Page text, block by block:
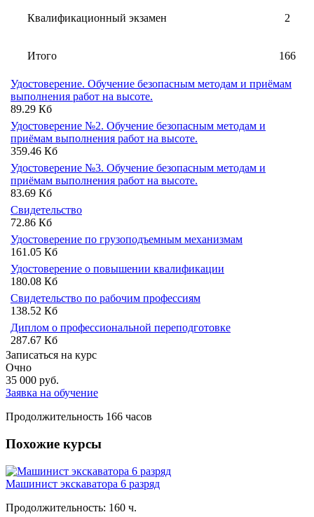
Квалификационный экзамен 2
Итого 166
Удостоверение. Обучение безопасным методам и приёмам
выполнения работ на высоте.
89.29 Кб
Удостоверение №2. Обучение безопасным методам и
приёмам выполнения работ на высоте.
359.46 Кб
Удостоверение №3. Обучение безопасным методам и
приёмам выполнения работ на высоте.
83.69 Кб
Свидетельство
72.86 Кб
Удостоверение по грузоподъемным механизмам
161.05 Кб
Удостоверение о повышении квалификации
180.08 Кб
Свидетельство по рабочим профессиям
138.52 Кб
Диплом о профессиональной переподготовке
287.67 Кб
Записаться на курс
Очно
35 000 руб.
Заявка на обучение
Продолжительность 166 часов
Похожие курсы
Машинист экскаватора 6 разряд
Продолжительность: 160 ч.